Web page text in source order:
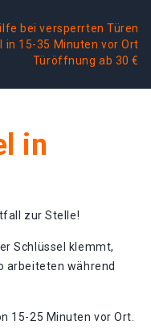
bei versperrten Türen
in 15-35 Minuten vor Ort
Türöffnung ab 30 €
in
zur Stelle!
Schlüssel klemmt,
arbeiteten während
15-25 Minuten vor Ort.